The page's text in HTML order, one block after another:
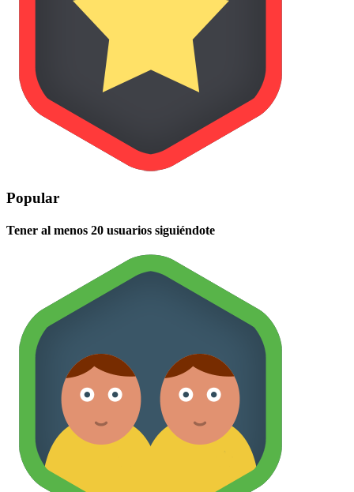
Popular
Tener al menos 20 usuarios siguiéndote